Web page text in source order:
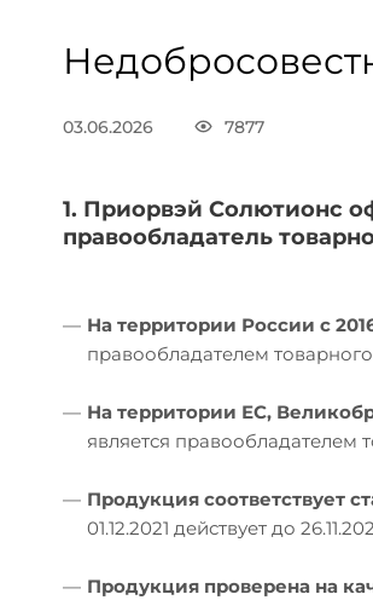
03.06.2026 7877
1. Приорвэй Солютионс
правообладатель
— На территории России с
правообладателем
— На территории ЕС,
является правообладателем
— Продукция соответствует
01.12.2021 действует до
— Продукция проверена на